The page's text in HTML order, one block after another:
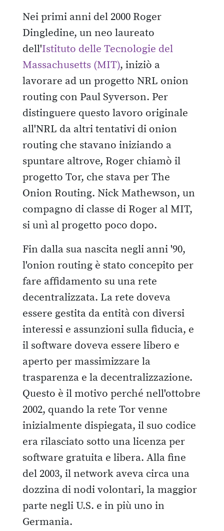
Nei primi anni del 2000 Roger
Dingledine, un neo laureato
dell'Istituto delle Tecnologie del
Massachusetts (MIT), iniziò a
lavorare ad un progetto NRL onion
routing con Paul Syverson. Per
distinguere questo lavoro originale
all'NRL da altri tentativi di onion
routing che stavano iniziando a
spuntare altrove, Roger chiamò il
progetto Tor, che stava per The
Onion Routing. Nick Mathewson, un
compagno di classe di Roger al MIT,
si unì al progetto poco dopo.
Fin dalla sua nascita negli anni '90,
l'onion routing è stato concepito per
fare affidamento su una rete
decentralizzata. La rete doveva
essere gestita da entità con diversi
interessi e assunzioni sulla fiducia, e
il software doveva essere libero e
aperto per massimizzare la
trasparenza e la decentralizzazione.
Questo è il motivo perché nell'ottobre
2002, quando la rete Tor venne
inizialmente dispiegata, il suo codice
era rilasciato sotto una licenza per
software gratuita e libera. Alla fine
del 2003, il network aveva circa una
dozzina di nodi volontari, la maggior
parte negli U.S. e in più uno in
Germania.